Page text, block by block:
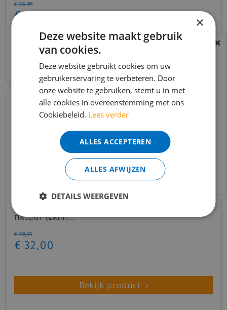
€ 26,95
€ 20,95
Bekijk product
natuur (Lami…
€ 39,95
€ 32 ,00
Bekijk product
BEREIKBAARHEID
In verband met de vakantie periode zijn wij
t/m 14 augustus telefonisch helaas niet
bereikbaar.
Bestelling worden uiteraard verwerkt
echter iets minder snel dan wat je van ons
gewend bent.
Voor vragen kan je ons bereiken via
info@merkvloerenwinkel.nl
×
Deze website maakt gebruik
van cookies.
Deze website gebruikt cookies om uw
gebruikerservaring te verbeteren. Door
onze website te gebruiken, stemt u in met
alle cookies in overeenstemming met ons
Cookiebeleid. Lees verder
ALLES ACCEPTEREN
ALLES AFWIJZEN
DETAILS WEERGEVEN